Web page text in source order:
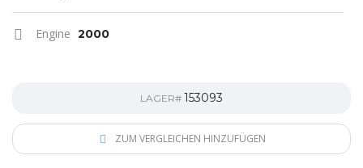
Engine 2000
LAGER# 153093
ZUM VERGLEICHEN HINZUFÜGEN